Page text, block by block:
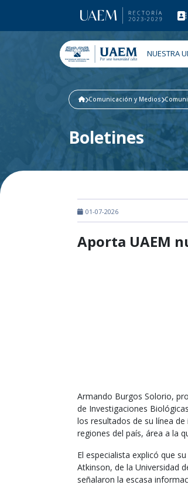
NUESTRA
Comunicación y Medios
Boletines
01-07-2026
Aporta UAEM
Armando Burgos Solorio,
de Investigaciones
los resultados de su línea
regiones del país, área a la
El especialista explicó que
Atkinson, de la Universidad
señalaron la escasa